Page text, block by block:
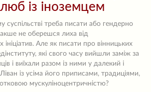
із іноземцем
суспільстві треба писати або гендерно
не оберешся лиха від
ініціатив. Але як писати про вінницьких
які свого часу вийшли заміж за
і виїхали разом із ними у далекий і
із усіма його приписами, традиціями,
мускуліноцентричністю?